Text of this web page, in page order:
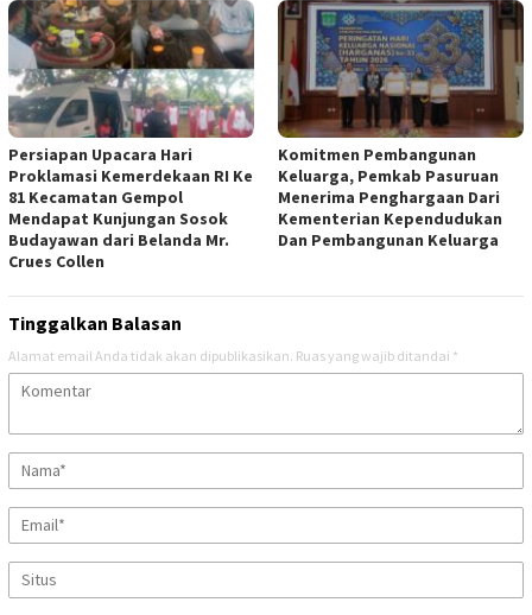
Persiapan Upacara Hari
Proklamasi Kemerdekaan RI Ke
81 Kecamatan Gempol
Mendapat Kunjungan Sosok
Budayawan dari Belanda Mr.
Crues Collen
Komitmen Pembangunan
Keluarga, Pemkab Pasuruan
Menerima Penghargaan Dari
Kementerian Kependudukan
Dan Pembangunan Keluarga
Tinggalkan Balasan
Alamat email Anda tidak akan dipublikasikan. Ruas yang wajib ditandai *